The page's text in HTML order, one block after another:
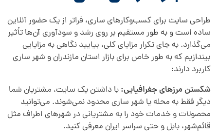
طراحی سایت برای کسب‌وکارهای ساری، فراتر از یک حضور آنلاین
ساده است و به طور مستقیم بر روی رشد و سودآوری آن‌ها تأثیر
می‌گذارد. به جای تکرار مزایای کلی، بیایید نگاهی به مزایایی
بیندازیم که به طور خاص برای بازار استان مازندران و شهر ساری
کاربرد دارند:
شکستن مرزهای جغرافیایی:با داشتن یک سایت، مشتریان شما
دیگر فقط به محله یا شهر ساری محدود نمی‌شوند. می‌توانید
محصولات و خدمات خود را به مشتریانی در شهرهای اطراف مثل
قائم‌شهر، بابل و حتی سراسر ایران معرفی کنید.